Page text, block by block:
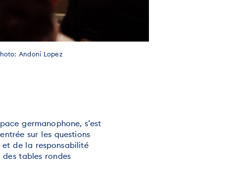
Andoni Lopez
germanophone, s’est
sur les questions
de la responsabilité
tables rondes